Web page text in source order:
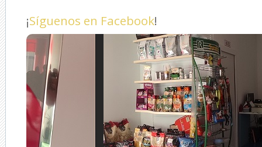
¡Síguenos en Facebook!